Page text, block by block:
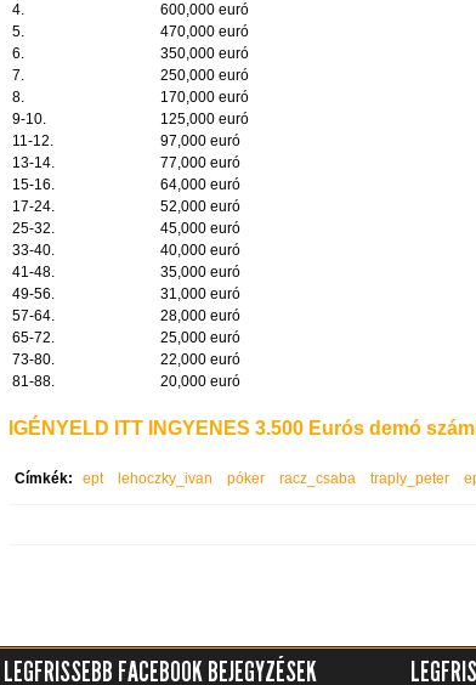
4.
600,000 euró
5.
470,000 euró
6.
350,000 euró
7.
250,000 euró
8.
170,000 euró
9-10.
125,000 euró
11-12.
97,000 euró
13-14.
77,000 euró
15-16.
64,000 euró
17-24.
52,000 euró
25-32.
45,000 euró
33-40.
40,000 euró
41-48.
35,000 euró
49-56.
31,000 euró
57-64.
28,000 euró
65-72.
25,000 euró
73-80.
22,000 euró
81-88.
20,000 euró
IGÉNYELD ITT INGYENES 3.500 Eurós demó
Címkék: ept lehoczky_ivan póker racz_csaba traply_peter
LEGFRISSEBB FACEBOOK BEJEGYZÉSEK